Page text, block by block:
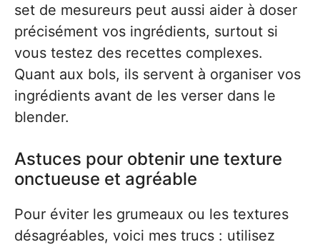
set de mesureurs peut aussi aider à doser
précisément vos ingrédients, surtout si
vous testez des recettes complexes.
Quant aux bols, ils servent à organiser vos
ingrédients avant de les verser dans le
blender.
Astuces pour obtenir une texture
onctueuse et agréable
Pour éviter les grumeaux ou les textures
désagréables, voici mes trucs : utilisez